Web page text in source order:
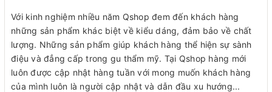
Với kinh nghiệm nhiều năm Qshop đem đến khách hàng
những sản phẩm khác biệt về kiểu dáng, đảm bảo về chất
lượng. Những sản phẩm giúp khách hàng thể hiện sự sành
điệu và đẳng cấp trong gu thẩm mỹ. Tại Qshop hàng mới
luôn được cập nhật hàng tuần với mong muốn khách hàng
của mình luôn là người cập nhật và dẫn đầu xu hướng...